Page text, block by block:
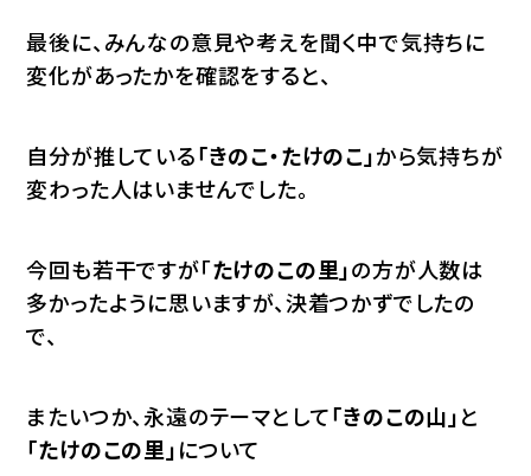
最後に、みんなの意見や考えを聞く中で気持ちに
変化があったかを確認をすると、
自分が推している「きのこ・たけのこ」から気持ちが
変わった人はいませんでした。
今回も若干ですが「たけのこの里」の方が人数は
多かったように思いますが、決着つかずでしたの
で、
またいつか、永遠のテーマとして「きのこの山」と
「たけのこの里」について